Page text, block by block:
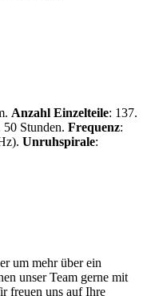
Anzahl Einzelteile: 137.
50 Stunden. Frequenz:
Unruhspirale:
um mehr über ein
unser Team gerne mit
freuen uns auf Ihre